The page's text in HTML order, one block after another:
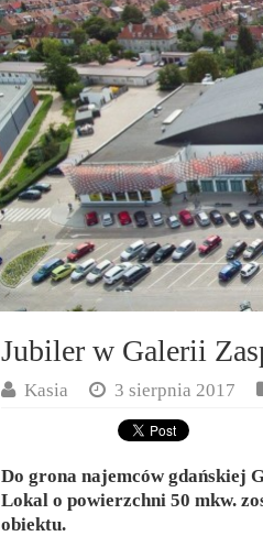
Jubiler w Galerii
Kasia 3 sierpnia 2017
Do grona najemców gdańskiej
Lokal o powierzchni 50 mkw.
obiektu.